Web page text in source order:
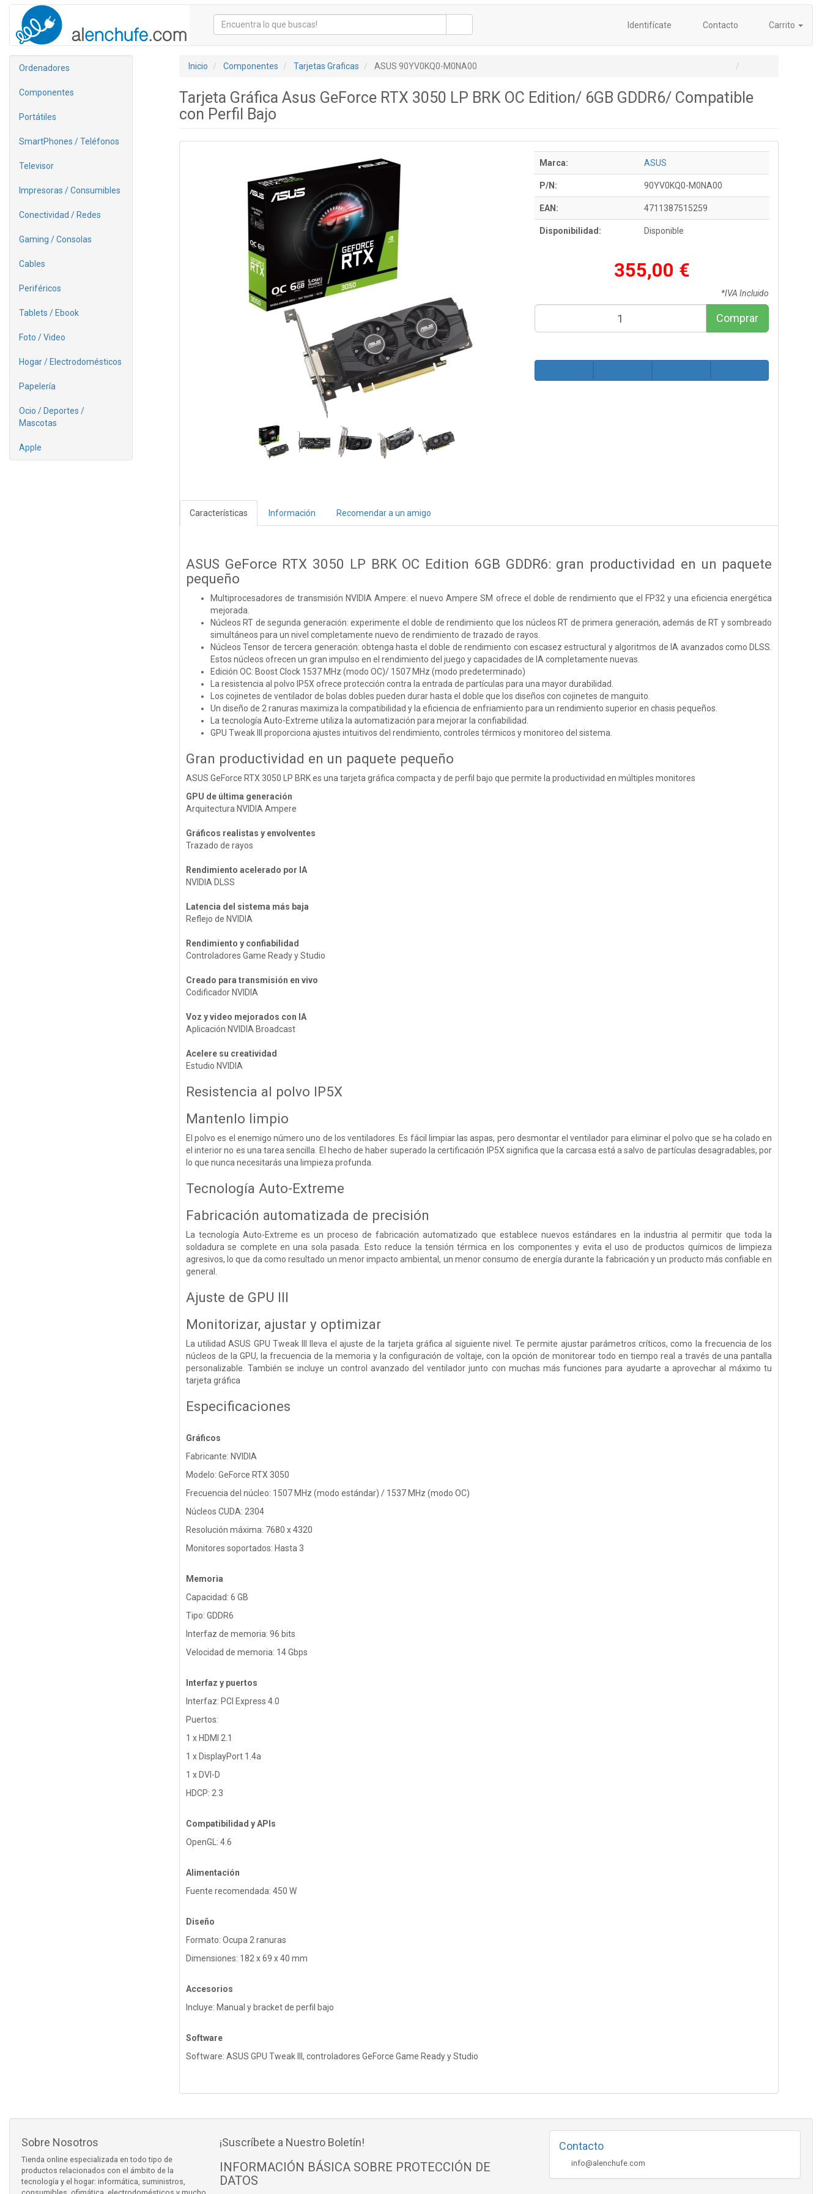
Identifícate Contacto Carrito
Ordenadores
Componentes
Portátiles
SmartPhones / Teléfonos
Televisor
Impresoras / Consumibles
Conectividad / Redes
Gaming / Consolas
Cables
Periféricos
Tablets / Ebook
Foto / Video
Hogar / Electrodomésticos
Papelería
Ocio / Deportes /
Mascotas
Apple
Inicio Componentes Tarjetas Graficas ASUS 90YV0KQ0-M0NA00
Tarjeta Gráfica Asus GeForce RTX 3050 LP BRK OC Edition/ 6GB GDDR6/ Compatible
con Perfil Bajo
Marca: ASUS
P/N: 90YV0KQ0-M0NA00
EAN: 4711387515259
Disponibilidad: Disponible
355,00 €
*IVA Incluido
Comprar
Características Información Recomendar a un amigo
ASUS GeForce RTX 3050 LP BRK OC Edition 6GB GDDR6: gran productividad en un paquete
pequeño
Multiprocesadores de transmisión NVIDIA Ampere: el nuevo Ampere SM ofrece el doble de rendimiento que el FP32 y una eficiencia energética
mejorada.
Núcleos RT de segunda generación: experimente el doble de rendimiento que los núcleos RT de primera generación, además de RT y sombreado
simultáneos para un nivel completamente nuevo de rendimiento de trazado de rayos.
Núcleos Tensor de tercera generación: obtenga hasta el doble de rendimiento con escasez estructural y algoritmos de IA avanzados como DLSS.
Estos núcleos ofrecen un gran impulso en el rendimiento del juego y capacidades de IA completamente nuevas.
Edición OC: Boost Clock 1537 MHz (modo OC)/ 1507 MHz (modo predeterminado)
La resistencia al polvo IP5X ofrece protección contra la entrada de partículas para una mayor durabilidad.
Los cojinetes de ventilador de bolas dobles pueden durar hasta el doble que los diseños con cojinetes de manguito.
Un diseño de 2 ranuras maximiza la compatibilidad y la eficiencia de enfriamiento para un rendimiento superior en chasis pequeños.
La tecnología Auto-Extreme utiliza la automatización para mejorar la confiabilidad.
GPU Tweak III proporciona ajustes intuitivos del rendimiento, controles térmicos y monitoreo del sistema.
Gran productividad en un paquete pequeño
ASUS GeForce RTX 3050 LP BRK es una tarjeta gráfica compacta y de perfil bajo que permite la productividad en múltiples monitores
GPU de última generación
Arquitectura NVIDIA Ampere
Gráficos realistas y envolventes
Trazado de rayos
Rendimiento acelerado por IA
NVIDIA DLSS
Latencia del sistema más baja
Reflejo de NVIDIA
Rendimiento y confiabilidad
Controladores Game Ready y Studio
Creado para transmisión en vivo
Codificador NVIDIA
Voz y video mejorados con IA
Aplicación NVIDIA Broadcast
Acelere su creatividad
Estudio NVIDIA
Resistencia al polvo IP5X
Mantenlo limpio
El polvo es el enemigo número uno de los ventiladores. Es fácil limpiar las aspas, pero desmontar el ventilador para eliminar el polvo que se ha colado en
el interior no es una tarea sencilla. El hecho de haber superado la certificación IP5X significa que la carcasa está a salvo de partículas desagradables, por
lo que nunca necesitarás una limpieza profunda.
Tecnología Auto-Extreme
Fabricación automatizada de precisión
La tecnología Auto-Extreme es un proceso de fabricación automatizado que establece nuevos estándares en la industria al permitir que toda la
soldadura se complete en una sola pasada. Esto reduce la tensión térmica en los componentes y evita el uso de productos químicos de limpieza
agresivos, lo que da como resultado un menor impacto ambiental, un menor consumo de energía durante la fabricación y un producto más confiable en
general.
Ajuste de GPU III
Monitorizar, ajustar y optimizar
La utilidad ASUS GPU Tweak III lleva el ajuste de la tarjeta gráfica al siguiente nivel. Te permite ajustar parámetros críticos, como la frecuencia de los
núcleos de la GPU, la frecuencia de la memoria y la configuración de voltaje, con la opción de monitorear todo en tiempo real a través de una pantalla
personalizable. También se incluye un control avanzado del ventilador junto con muchas más funciones para ayudarte a aprovechar al máximo tu
tarjeta gráfica
Especificaciones
Gráficos
Fabricante: NVIDIA
Modelo: GeForce RTX 3050
Frecuencia del núcleo: 1507 MHz (modo estándar) / 1537 MHz (modo OC)
Núcleos CUDA: 2304
Resolución máxima: 7680 x 4320
Monitores soportados: Hasta 3
Memoria
Capacidad: 6 GB
Tipo: GDDR6
Interfaz de memoria: 96 bits
Velocidad de memoria: 14 Gbps
Interfaz y puertos
Interfaz: PCI Express 4.0
Puertos:
1 x HDMI 2.1
1 x DisplayPort 1.4a
1 x DVI-D
HDCP: 2.3
Compatibilidad y APIs
OpenGL: 4.6
Alimentación
Fuente recomendada: 450 W
Diseño
Formato: Ocupa 2 ranuras
Dimensiones: 182 x 69 x 40 mm
Accesorios
Incluye: Manual y bracket de perfil bajo
Software
Software: ASUS GPU Tweak III, controladores GeForce Game Ready y Studio
Sobre Nosotros
Tienda online especializada en todo tipo de
productos relacionados con el ámbito de la
tecnología y el hogar: informática, suministros,
¡Suscríbete a Nuestro Boletín!
INFORMACIÓN BÁSICA SOBRE PROTECCIÓN DE
DATOS
Contacto
info@alenchufe.com